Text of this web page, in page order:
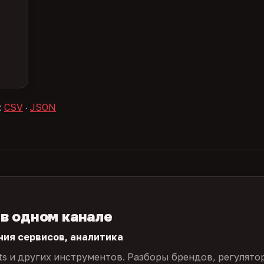
CSV · JSON
одном канале
сервисов, аналитика
и других инструментов. Разборы брендов,